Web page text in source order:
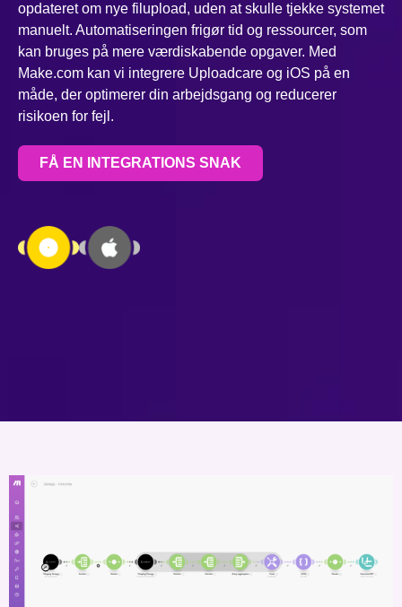
opdateret om nye filupload, uden at skulle tjekke systemet
manuelt. Automatiseringen frigør tid og ressourcer, som
kan bruges på mere værdiskabende opgaver. Med
Make.com kan vi integrere Uploadcare og iOS på en
måde, der optimerer din arbejdsgang og reducerer
risikoen for fejl.
FÅ EN INTEGRATIONS SNAK